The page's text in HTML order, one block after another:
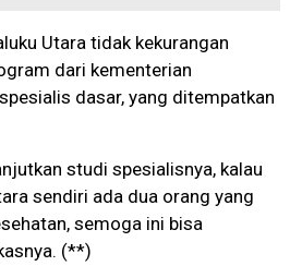
Utara tidak kekurangan
dari kementerian
dasar, yang ditempatkan
studi spesialisnya, kalau
sendiri ada dua orang yang
semoga ini bisa
(**)